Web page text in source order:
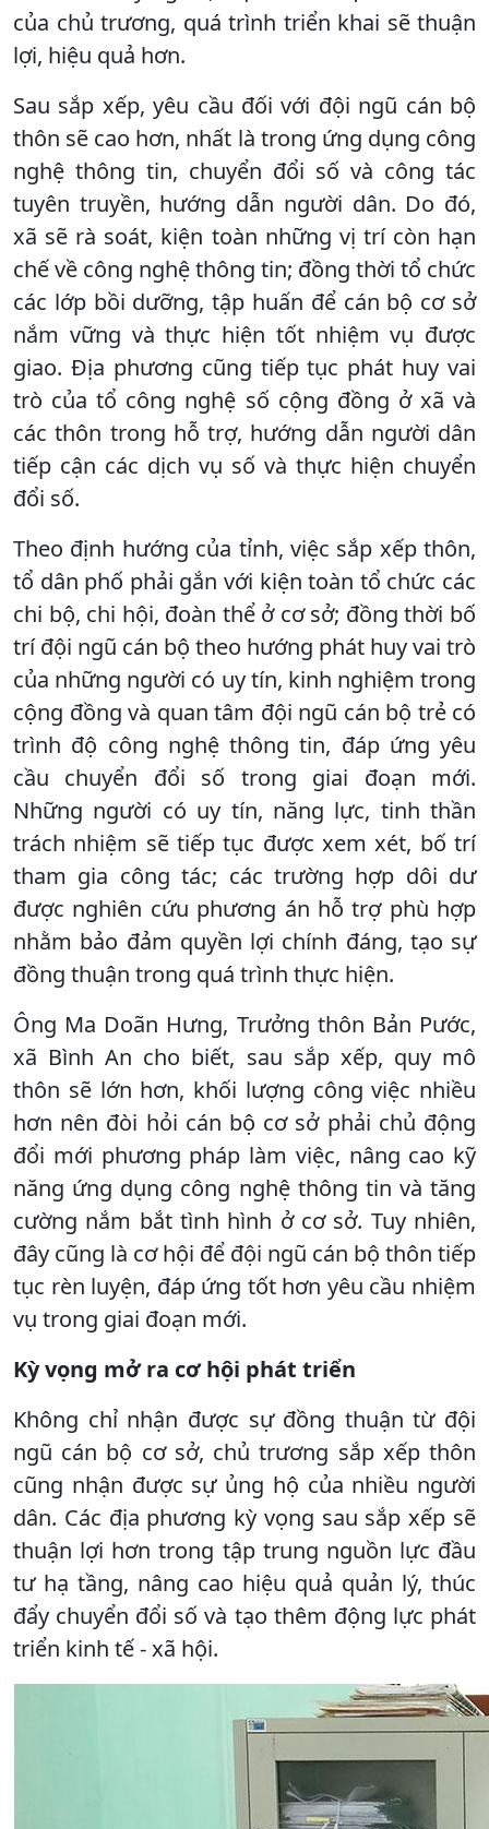
của chủ trương, quá trình triển khai sẽ thuận
lợi, hiệu quả hơn.
Sau sắp xếp, yêu cầu đối với đội ngũ cán bộ
thôn sẽ cao hơn, nhất là trong ứng dụng công
nghệ thông tin, chuyển đổi số và công tác
tuyên truyền, hướng dẫn người dân. Do đó,
xã sẽ rà soát, kiện toàn những vị trí còn hạn
chế về công nghệ thông tin; đồng thời tổ chức
các lớp bồi dưỡng, tập huấn để cán bộ cơ sở
nắm vững và thực hiện tốt nhiệm vụ được
giao. Địa phương cũng tiếp tục phát huy vai
trò của tổ công nghệ số cộng đồng ở xã và
các thôn trong hỗ trợ, hướng dẫn người dân
tiếp cận các dịch vụ số và thực hiện chuyển
đổi số.
Theo định hướng của tỉnh, việc sắp xếp thôn,
tổ dân phố phải gắn với kiện toàn tổ chức các
chi bộ, chi hội, đoàn thể ở cơ sở; đồng thời bố
trí đội ngũ cán bộ theo hướng phát huy vai trò
của những người có uy tín, kinh nghiệm trong
cộng đồng và quan tâm đội ngũ cán bộ trẻ có
trình độ công nghệ thông tin, đáp ứng yêu
cầu chuyển đổi số trong giai đoạn mới.
Những người có uy tín, năng lực, tinh thần
trách nhiệm sẽ tiếp tục được xem xét, bố trí
tham gia công tác; các trường hợp dôi dư
được nghiên cứu phương án hỗ trợ phù hợp
nhằm bảo đảm quyền lợi chính đáng, tạo sự
đồng thuận trong quá trình thực hiện.
Ông Ma Doãn Hưng, Trưởng thôn Bản Pước,
xã Bình An cho biết, sau sắp xếp, quy mô
thôn sẽ lớn hơn, khối lượng công việc nhiều
hơn nên đòi hỏi cán bộ cơ sở phải chủ động
đổi mới phương pháp làm việc, nâng cao kỹ
năng ứng dụng công nghệ thông tin và tăng
cường nắm bắt tình hình ở cơ sở. Tuy nhiên,
đây cũng là cơ hội để đội ngũ cán bộ thôn tiếp
tục rèn luyện, đáp ứng tốt hơn yêu cầu nhiệm
vụ trong giai đoạn mới.
Kỳ vọng mở ra cơ hội phát triển
Không chỉ nhận được sự đồng thuận từ đội
ngũ cán bộ cơ sở, chủ trương sắp xếp thôn
cũng nhận được sự ủng hộ của nhiều người
dân. Các địa phương kỳ vọng sau sắp xếp sẽ
thuận lợi hơn trong tập trung nguồn lực đầu
tư hạ tầng, nâng cao hiệu quả quản lý, thúc
đẩy chuyển đổi số và tạo thêm động lực phát
triển kinh tế - xã hội.